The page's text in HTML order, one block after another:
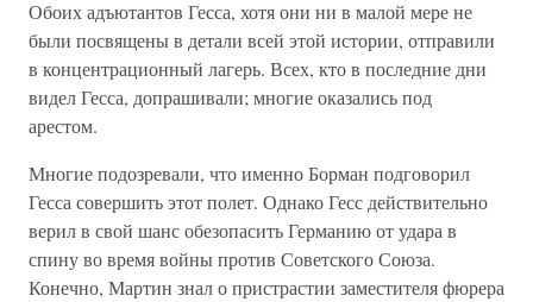
Обоих адъютантов Гесса, хотя они ни в малой мере не
были посвящены в детали всей этой истории, отправили
в концентрационный лагерь. Всех, кто в последние дни
видел Гесса, допрашивали; многие оказались под
арестом.
Многие подозревали, что именно Борман подговорил
Гесса совершить этот полет. Однако Гесс действительно
верил в свой шанс обезопасить Германию от удара в
спину во время войны против Советского Союза.
Конечно, Мартин знал о пристрастии заместителя фюрера